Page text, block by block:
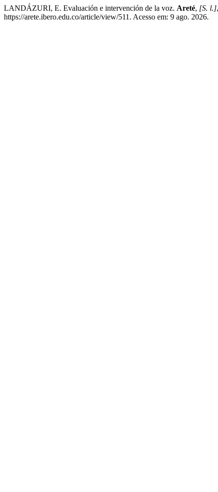
LANDÁZURI, E. Evaluación e intervención de la voz. Areté, [S. l.]
https://arete.ibero.edu.co/article/view/511. Acesso em: 9 ago. 2026.